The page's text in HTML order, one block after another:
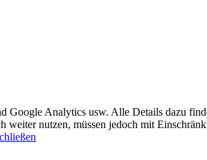
Google Analytics usw. Alle Details dazu
weiter nutzen, müssen jedoch mit